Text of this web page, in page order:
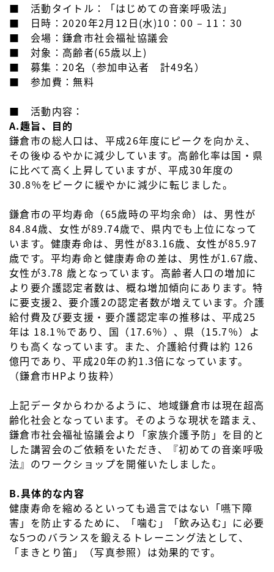
■ 活動タイトル：「はじめての音楽呼吸法」
■ 日時：2020年2月12日(水)10：00 – 11：30
■ 会場：鎌倉市社会福祉協議会
■ 対象：高齢者(65歳以上)
■ 募集：20名（参加申込者 計49名）
■ 参加費：無料
■ 活動内容：
A.趣旨、目的
鎌倉市の総人口は、平成26年度にピークを向かえ、
その後ゆるやかに減少しています。高齢化率は国・県
に比べて高く上昇していますが、平成30年度の
30.8%をピークに緩やかに減少に転じました。
鎌倉市の平均寿命（65歳時の平均余命）は、男性が
84.84歳、女性が89.74歳で、県内でも上位になって
います。健康寿命は、男性が83.16歳、女性が85.97
歳です。平均寿命と健康寿命の差は、男性が1.67歳、
女性が3.78 歳となっています。高齢者人口の増加に
より要介護認定者数は、概ね増加傾向にあります。特
に要支援2、要介護2の認定者数が増えています。介護
給付費及び要支援・要介護認定率の推移は、平成25
年は 18.1％であり、国（17.6％）、県（15.7％）よ
りも高くなっています。また、介護給付費は約 126
億円であり、平成20年の約1.3倍になっています。
（鎌倉市HPより抜粋）
上記データからわかるように、地域鎌倉市は現在超高
齢化社会となっています。そのような現状を踏まえ、
鎌倉市社会福祉協議会より「家族介護予防」を目的と
した講習会のご依頼をいただき、『初めての音楽呼吸
法』のワークショップを開催いたしました。
B.具体的な内容
健康寿命を縮めるといっても過言ではない「嚥下障
害」を防止するために、「噛む」「飲み込む」に必要
な5つのバランスを鍛えるトレーニング法として、
「まきとり笛」（写真参照）は効果的です。